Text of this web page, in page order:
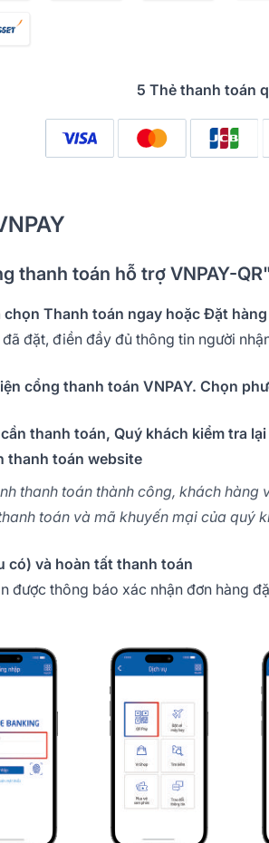
5 Thẻ thanh toán
thanh toán hỗ trợ VNPAY-QR"
chọn Thanh toán ngay hoặc Đặt hàng
đặt, điền đầy đủ thông tin người
cổng thanh toán VNPAY. Chọn
thanh toán, Quý khách kiểm tra
thanh toán website
thanh toán thành công, khách
toán và mã khuyến mại của quý
có) và hoàn tất thanh toán
được thông báo xác nhận đơn hàng